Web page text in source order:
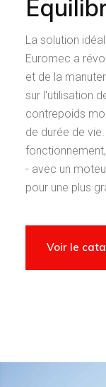
La solution
Euromec a
et de la
sur l'utilisation
contrepoids
de durée de
- avec un
pour une plus
Voir le